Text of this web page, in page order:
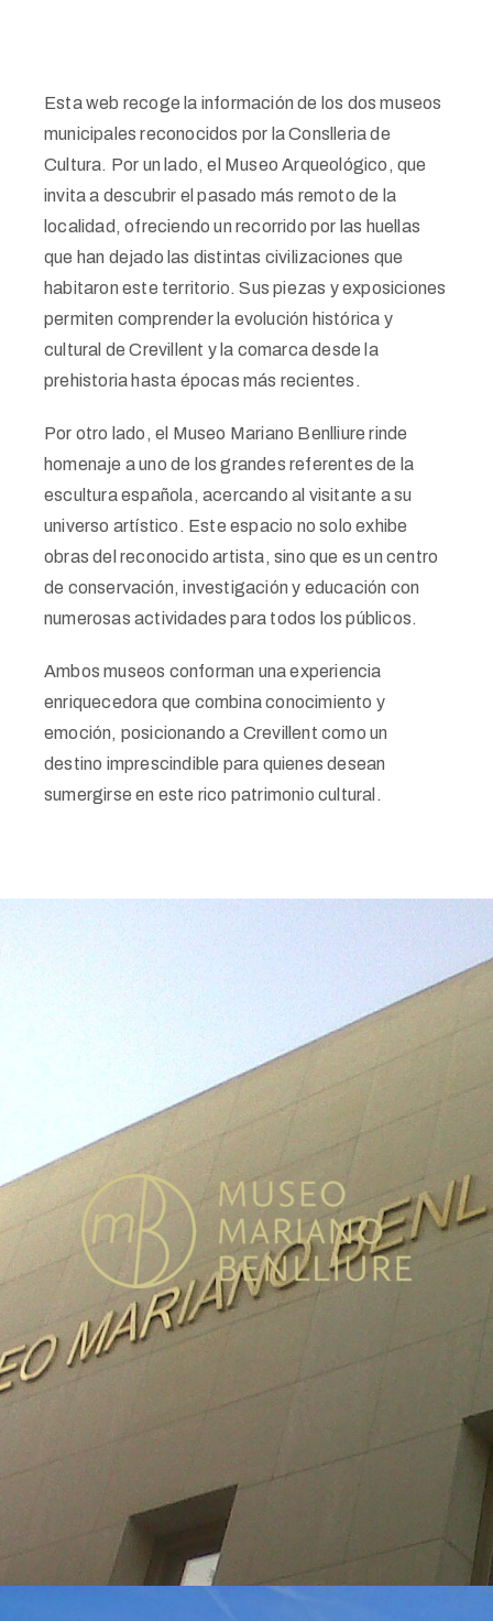
Esta web recoge la información de los dos museos
municipales reconocidos por la Conslleria de
Cultura. Por un lado, el Museo Arqueológico, que
invita a descubrir el pasado más remoto de la
localidad, ofreciendo un recorrido por las huellas
que han dejado las distintas civilizaciones que
habitaron este territorio. Sus piezas y exposiciones
permiten comprender la evolución histórica y
cultural de Crevillent y la comarca desde la
prehistoria hasta épocas más recientes.
Por otro lado, el Museo Mariano Benlliure rinde
homenaje a uno de los grandes referentes de la
escultura española, acercando al visitante a su
universo artístico. Este espacio no solo exhibe
obras del reconocido artista, sino que es un centro
de conservación, investigación y educación con
numerosas actividades para todos los públicos.
Ambos museos conforman una experiencia
enriquecedora que combina conocimiento y
emoción, posicionando a Crevillent como un
destino imprescindible para quienes desean
sumergirse en este rico patrimonio cultural.